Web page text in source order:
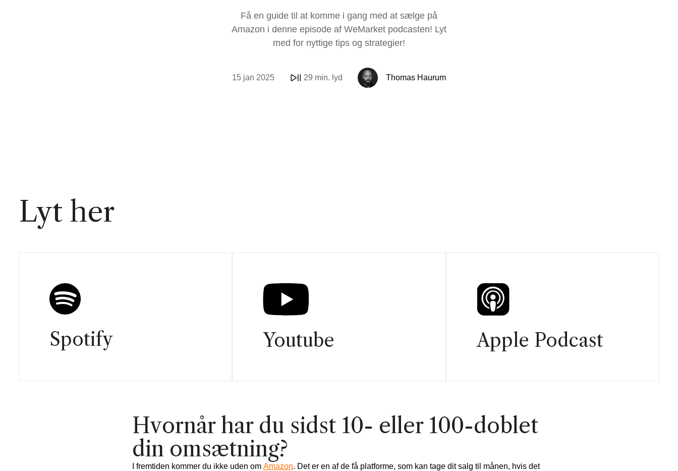
AI
Amazon
Internationalisering
AI-kollega
Synlighed i LLM'er
Få en guide til at komme i gang med at sælge på
Amazon i denne episode af WeMarket podcasten! Lyt
med for nyttige tips og strategier!
15 jan 2025 29 min. lyd Thomas Haurum
Lyt her
Spotify Youtube Apple Podcast
Hvornår har du sidst 10- eller 100-doblet
din omsætning?
I fremtiden kommer du ikke uden om Amazon. Det er en af de få platforme, som kan tage dit salg til månen, hvis det